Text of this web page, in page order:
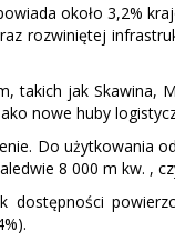
około 3,2%
rozwiniętej
jak Skawina,
nowe huby
Do użytkowania
8 000 m kw. ,